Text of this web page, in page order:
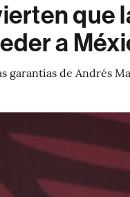
que
a
garantías de Andrés